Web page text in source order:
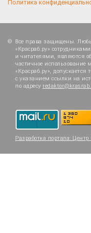
Политика
Все права защищены.
«Красраб.ру»
и читателями, являются
частичное использование
«Красраб.ру», допускается
с указанием ссылки на
по адресу
Разработка портала: Центр